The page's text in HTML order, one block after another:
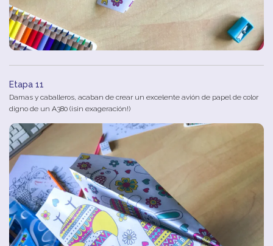
Etapa 11
Damas y caballeros, acaban de crear un excelente avión de papel de color
digno de un A380 (¡sin exageración!)